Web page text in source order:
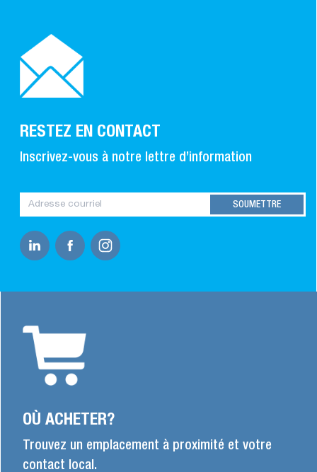
RESTEZ EN CONTACT
Inscrivez-vous à notre lettre d’information
OÙ ACHETER?
Trouvez un emplacement à proximité et votre
contact local.